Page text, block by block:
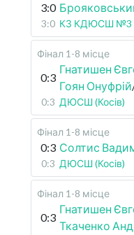
3:0
3:0 КЗ КДЮСШ №3
Фінал 1-8 місце
0:3
Гнатишен
Гоян Онуфрій
0:3 ДЮСШ (Косів)
Фінал 1-8 місце
0:3 Солтис
0:3 ДЮСШ (Косів)
Фінал 1-8 місце
0:3
Гнатишен
Ткаченко